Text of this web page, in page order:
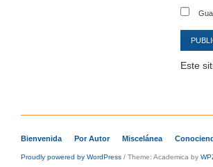
Este
Bienvenida Por Autor Miscelánea
Proudly powered by WordPress / Theme: Academica by